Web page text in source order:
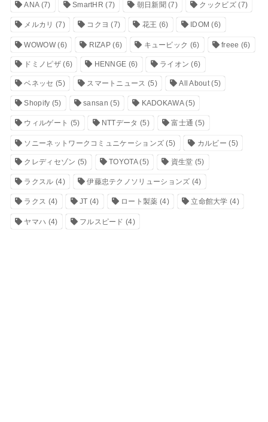
ANA(7) SmartHR (7) 朝日新聞 (7) クックビズ(7)
メルカリ (7) コクヨ (7) 花王 (6) IDOM (6)
WOWOW(6) RIZAP (6) キュービック (6) freee (6)
ドミノピザ(6) HENNGE (6) ライオン (6)
ベネッセ (5) スマートニュース (5) All About(5)
Shopify (5) sansan (5) KADOKAWA(5)
ウィルゲート (5) NTTデータ (5) 富士通 (5)
ソニーネットワークコミュニケーションズ (5) カルビー (5)
クレディセゾン (5) TOYOTA(5) 資生堂 (5)
ラクスル (4) 伊藤忠テクノソリューションズ (4)
ラクス (4) JT (4) ロート製薬 (4) 立命館大学 (4)
ヤマハ (4) フルスピード (4)